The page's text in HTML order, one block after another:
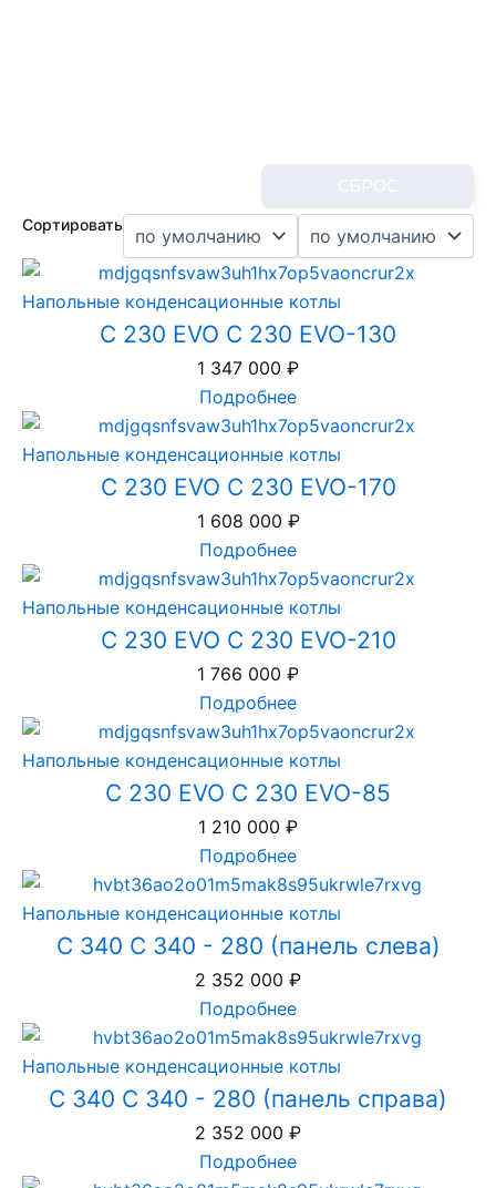
Сортировать
Напольные конденсационные котлы
C 230 EVO C 230 EVO-130
1 347 000 ₽
Подробнее
Напольные конденсационные котлы
C 230 EVO C 230 EVO-170
1 608 000 ₽
Подробнее
Напольные конденсационные котлы
C 230 EVO C 230 EVO-210
1 766 000 ₽
Подробнее
Напольные конденсационные котлы
C 230 EVO C 230 EVO-85
1 210 000 ₽
Подробнее
Напольные конденсационные котлы
C 340 C 340 - 280 (панель слева)
2 352 000 ₽
Подробнее
Напольные конденсационные котлы
C 340 C 340 - 280 (панель справа)
2 352 000 ₽
Подробнее